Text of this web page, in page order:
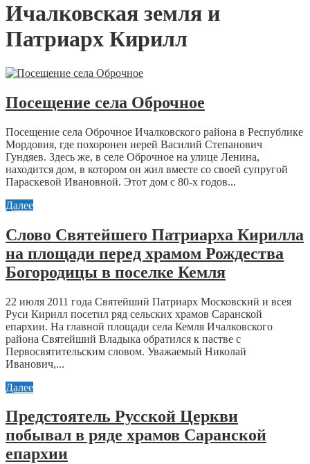
Ичалковская земля и
Патриарх Кирилл
Посещение села Оброчное
Посещение села Оброчное Ичалковского района в Республике
Мордовия, где похоронен иерей Василий Степанович
Гундяев. Здесь же, в селе Оброчное на улице Ленина,
находится дом, в котором он жил вместе со своей супругой
Параскевой Ивановной. Этот дом с 80-х годов...
Далее
Слово Святейшего Патриарха Кирилла
на площади перед храмом Рождества
Богородицы в поселке Кемля
22 июля 2011 года Святейший Патриарх Московский и всея
Руси Кирилл посетил ряд сельских храмов Саранской
епархии. На главной площади села Кемля Ичалковского
района Святейший Владыка обратился к пастве с
Первосвятительским словом. Уважаемый Николай
Иванович,...
Далее
Предстоятель Русской Церкви
побывал в ряде храмов Саранской
епархии